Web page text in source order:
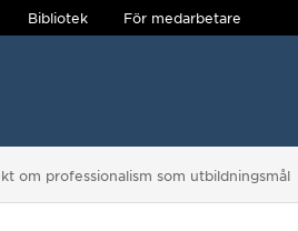
Bibliotek För medarbetare
om professionalism som utbildningsmål